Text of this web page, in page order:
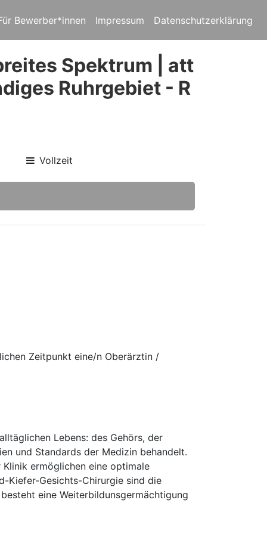
Bewerber*innen Impressum Datenschutzerklärung
Spektrum | att
Ruhrgebiet - R
Vollzeit
Zeitpunkt eine/n Oberärztin /
Lebens: des Gehörs, der
und Standards der Medizin behandelt.
ermöglichen eine optimale
Kiefer-Gesichts-Chirurgie sind die
eine Weiterbildunsgermächtigung